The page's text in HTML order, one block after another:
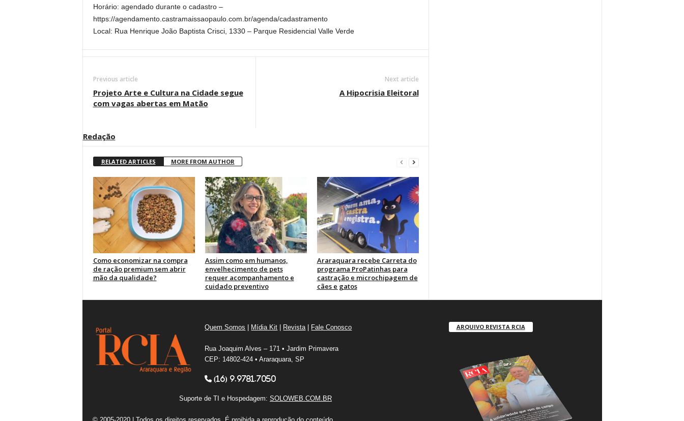
Horário: agendado durante o cadastro –
https://agendamento.castramaissaopaulo.com.br/agenda/cadastramento
Local: Rua Henrique João Baptista Crisci, 1330 – Parque Residencial Valle Verde
Previous article
Projeto Arte e Cultura na Cidade segue
com vagas abertas em Matão
Next article
A Hipocrisia Eleitoral
Redação
RELATED ARTICLES MORE FROM AUTHOR
Como economizar na compra
de ração premium sem abrir
mão da qualidade?
Assim como em humanos,
envelhecimento de pets
requer acompanhamento e
cuidado preventivo
Araraquara recebe Carreta do
programa ProPatinhas para
castração e microchipagem de
cães e gatos
Quem Somos Mídia Kit Revista| Fale Conosco
Rua Joaquim Alves – 171 • Jardim Primavera
CEP: 14802-424 • Araraquara, SP
(16) 9.9781.7050
Suporte de TI e Hospedagem: SOLOWEB.COM.BR
ARQUIVO REVISTA RCIA